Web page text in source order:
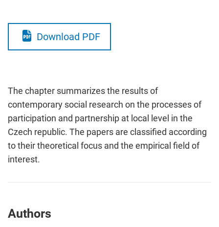
Download PDF
The chapter summarizes the results of
contemporary social research on the processes of
participation and partnership at local level in the
Czech republic. The papers are classified according
to their theoretical focus and the empirical field of
interest.
Authors